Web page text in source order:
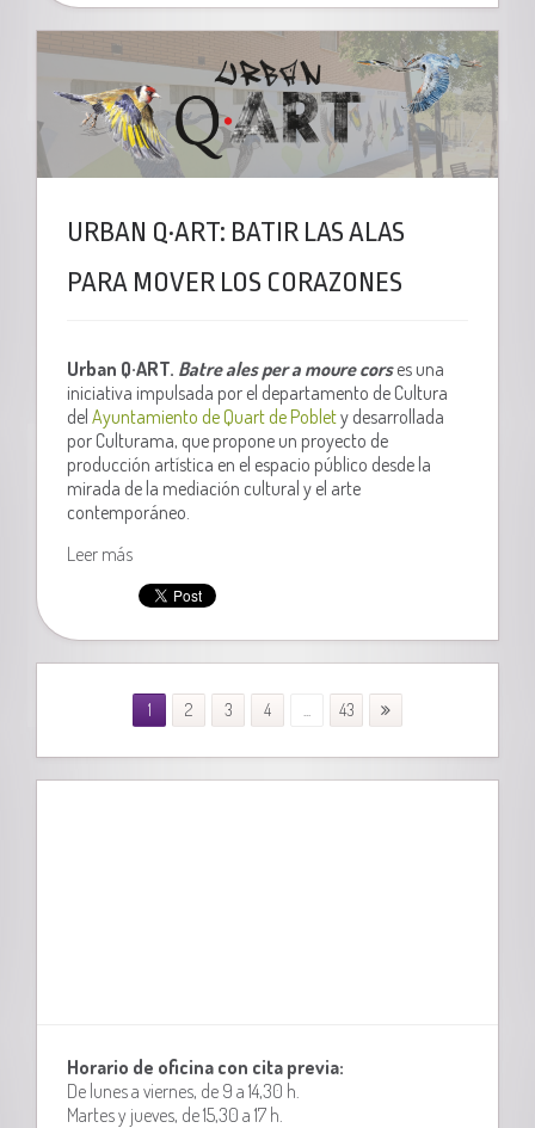
URBAN Q·ART: BATIR LAS ALAS
PARA MOVER LOS CORAZONES
Urban Q·ART. Batre ales per a moure corses una
iniciativa impulsada por el departamento de Cultura
delAyuntamiento de Quart de Poblety desarrollada
por Culturama, que propone un proyecto de
producción artística en el espacio público desde la
mirada de la mediación cultural y el arte
contemporáneo.
Leer más
1 2 3 4 43
Horario de oficina con cita previa:
De lunes a viernes, de 9 a 14,30 h.
Martes y jueves, de 15,30 a 17 h.